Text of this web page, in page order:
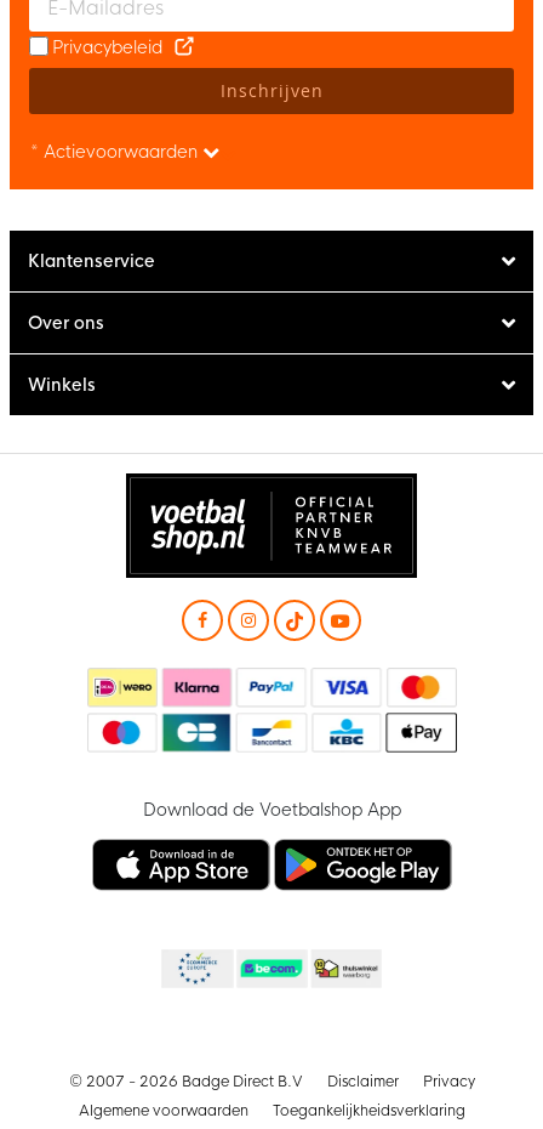
Privacybeleid
Inschrijven
* Actievoorwaarden
Klantenservice
Over ons
Winkels
Download de Voetbalshop App
© 2007 - 2026 Badge Direct B.V Disclaimer
Privacy
Algemene voorwaarden
Toegankelijkheidsverklaring